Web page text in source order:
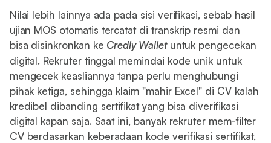
Nilai lebih lainnya ada pada sisi verifikasi, sebab hasil
ujian MOS otomatis tercatat di transkrip resmi dan
bisa disinkronkan ke Credly Walletuntuk pengecekan
digital. Rekruter tinggal memindai kode unik untuk
mengecek keasliannya tanpa perlu menghubungi
pihak ketiga, sehingga klaim "mahir Excel" di CV kalah
kredibel dibanding sertifikat yang bisa diverifikasi
digital kapan saja. Saat ini, banyak rekruter mem-filter
CV berdasarkan keberadaan kode verifikasi sertifikat,